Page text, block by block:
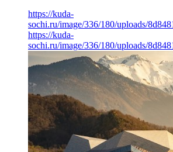
https://kuda-
sochi.ru/image/336/180/uploads/
https://kuda-
sochi.ru/image/336/180/uploads/